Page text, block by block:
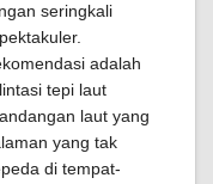
seringkali
adalah
tepi laut
laut yang
yang tak
di tempat-